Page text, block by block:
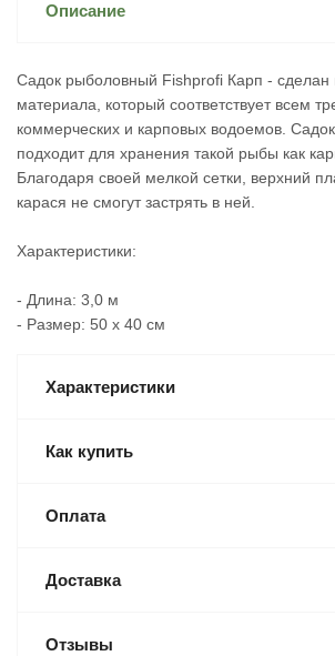
Описание
Садок рыболовный Fishprofi Карп - сделан
материала, который соответствует всем
коммерческих и карповых водоемов.
подходит для хранения такой рыбы как
Благодаря своей мелкой сетки, верхний
карася не смогут застрять в ней.
Характеристики:
- Длина: 3,0 м
- Размер: 50 х 40 см
Характеристики
Как купить
Оплата
Доставка
Отзывы